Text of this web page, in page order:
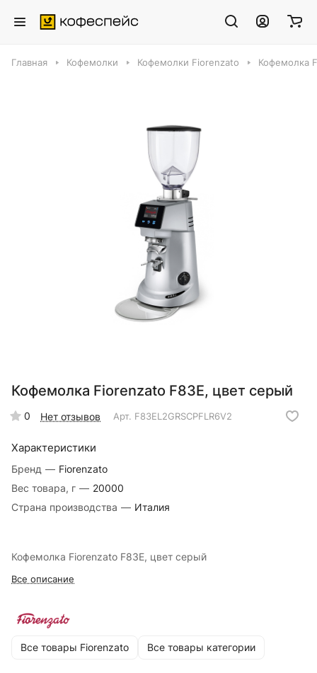
Главная Кофемолки Кофемолки Fiorenzato Кофемолка
Кофемолка Fiorenzato F83E, цвет серый
0 Нет отзывов Арт. F83EL2GRSCPFLR6V2
Характеристики
Бренд — Fiorenzato
Вес товара, г — 20000
Страна производства — Италия
Кофемолка Fiorenzato F83E, цвет серый
Все описание
Все товары Fiorenzato Все товары категории